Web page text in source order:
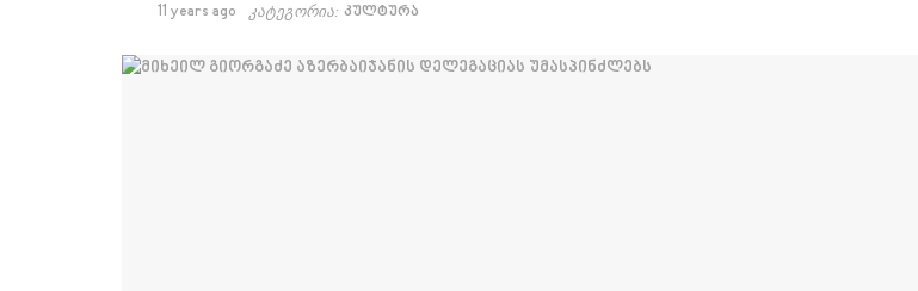
11 years ago კატეგორია: კულტურა